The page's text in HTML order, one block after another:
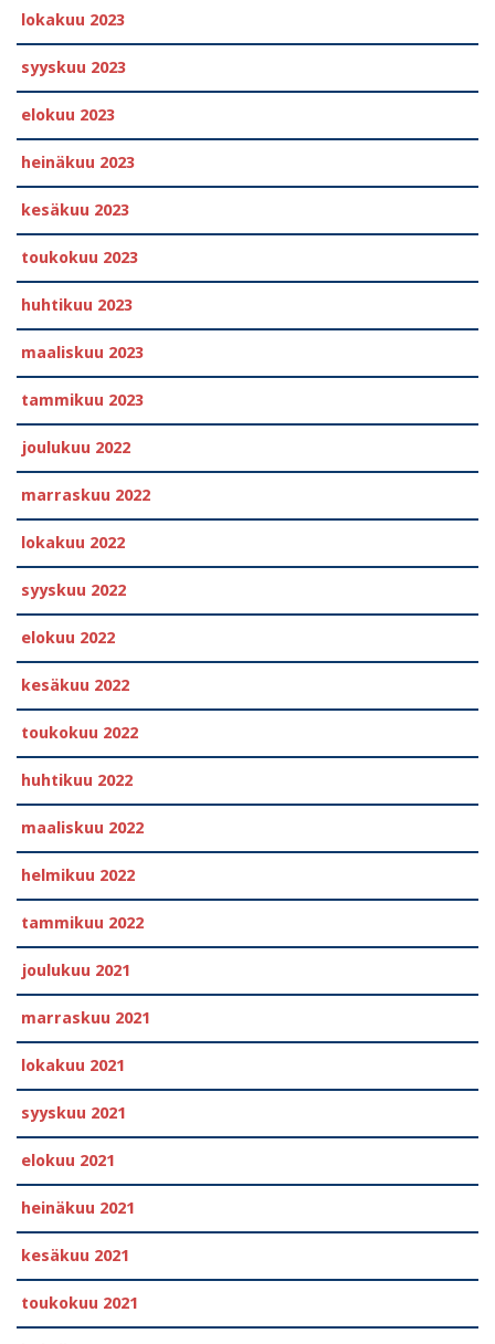
lokakuu 2023
syyskuu 2023
elokuu 2023
heinäkuu 2023
kesäkuu 2023
toukokuu 2023
huhtikuu 2023
maaliskuu 2023
tammikuu 2023
joulukuu 2022
marraskuu 2022
lokakuu 2022
syyskuu 2022
elokuu 2022
kesäkuu 2022
toukokuu 2022
huhtikuu 2022
maaliskuu 2022
helmikuu 2022
tammikuu 2022
joulukuu 2021
marraskuu 2021
lokakuu 2021
syyskuu 2021
elokuu 2021
heinäkuu 2021
kesäkuu 2021
toukokuu 2021